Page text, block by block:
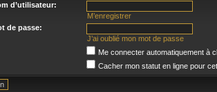
d’utilisateur:
M’enregistrer
de passe:
J’ai oublié mon mot de passe
Me connecter automatiquement à
Cacher mon statut en ligne pour